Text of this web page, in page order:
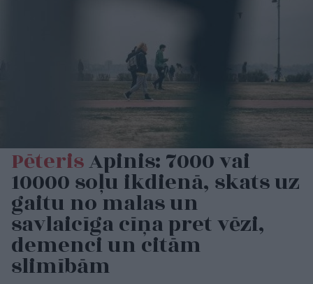
PēterisApinis: 7000 vai
10000 soļu ikdienā, skats uz
gaitu no malas un
savlaicīga cīņa pret vēzi,
demenci un citām
slimībām